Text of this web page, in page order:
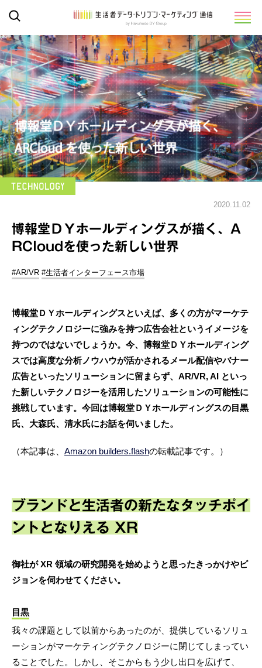
2020.11.02
博報堂ＤＹホールディングスが描く、A
RCloudを使った新しい世界
#AR/VR #生活者インターフェース市場
博報堂ＤＹホールディングスといえば、多くの方がマーケテ
ィングテクノロジーに強みを持つ広告会社というイメージを
持つのではないでしょうか。今、博報堂ＤＹホールディング
スでは高度な分析ノウハウが活かされるメール配信やバナー
広告といったソリューションに留まらず、AR/VR, AI といっ
た新しいテクノロジーを活用したソリューションの可能性に
挑戦しています。今回は博報堂ＤＹホールディングスの目黒
氏、大森氏、清水氏にお話を伺いました。
（本記事は、 Amazon builders.flashの転載記事です。）
ブランドと生活者の新たなタッチポイ
ントとなりえる XR
御社が XR 領域の研究開発を始めようと思ったきっかけやビ
ジョンを伺わせてください。
目黒
我々の課題として以前からあったのが、提供しているソリュ
ーションがマーケティングテクノロジーに閉じてしまってい
ることでした。しかし、そこからもう少し出口を広げて、